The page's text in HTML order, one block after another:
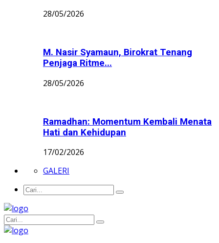
28/05/2026
M. Nasir Syamaun, Birokrat Tenang
Penjaga Ritme...
28/05/2026
Ramadhan: Momentum Kembali Menata
Hati dan Kehidupan
17/02/2026
GALERI